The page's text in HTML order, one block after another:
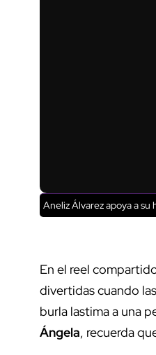
Aneliz Álvarez apoya a su
En el reel
divertidas cuando
burla lastima a una
Ángela, recuerda